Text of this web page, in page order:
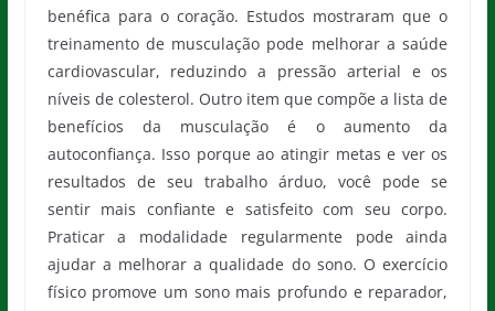
benéfica para o coração. Estudos mostraram que o
treinamento de musculação pode melhorar a saúde
cardiovascular, reduzindo a pressão arterial e os
níveis de colesterol. Outro item que compõe a lista de
benefícios da musculação é o aumento da
autoconfiança. Isso porque ao atingir metas e ver os
resultados de seu trabalho árduo, você pode se
sentir mais confiante e satisfeito com seu corpo.
Praticar a modalidade regularmente pode ainda
ajudar a melhorar a qualidade do sono. O exercício
físico promove um sono mais profundo e reparador,